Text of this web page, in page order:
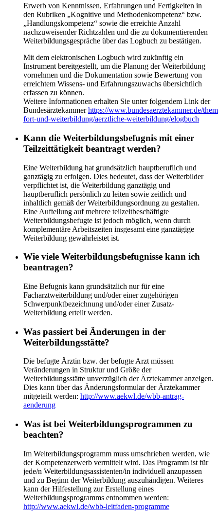
Erwerb von Kenntnissen, Erfahrungen und Fertigkeiten in
den Rubriken „Kognitive und Methodenkompetenz“ bzw.
„Handlungskompetenz“ sowie die erreichte Anzahl
nachzuweisender Richtzahlen und die zu dokumentierenden
Weiterbildungsgespräche über das Logbuch zu bestätigen.
Mit dem elektronischen Logbuch wird zukünftig ein
Instrument bereitgestellt, um die Planung der Weiterbildung
vornehmen und die Dokumentation sowie Bewertung von
erreichtem Wissens- und Erfahrungszuwachs übersichtlich
erfassen zu können.
Weitere Informationen erhalten Sie unter folgendem Link der
Bundesärztekammerhttps://www.bundesaerztekammer.de/
fort-und-weiterbildung/aerztliche-weiterbildung/elogbuch
Kann die Weiterbildungsbefugnis mit einer
Teilzeittätigkeit beantragt werden?
Eine Weiterbildung hat grundsätzlich hauptberuflich und
ganztägig zu erfolgen. Dies bedeutet, dass der Weiterbilder
verpflichtet ist, die Weiterbildung ganztägig und
hauptberuflich persönlich zu leiten sowie zeitlich und
inhaltlich gemäß der Weiterbildungsordnung zu gestalten.
Eine Aufteilung auf mehrere teilzeitbeschäftigte
Weiterbildungsbefugte ist jedoch möglich, wenn durch
komplementäre Arbeitszeiten insgesamt eine ganztägige
Weiterbildung gewährleistet ist.
Wie viele Weiterbildungsbefugnisse kann ich
beantragen?
Eine Befugnis kann grundsätzlich nur für eine
Facharztweiterbildung und/oder einer zugehörigen
Schwerpunktbezeichnung und/oder einer Zusatz-
Weiterbildung erteilt werden.
Was passiert bei Änderungen in der
Weiterbildungsstätte?
Die befugte Ärztin bzw. der befugte Arzt müssen
Veränderungen in Struktur und Größe der
Weiterbildungsstätte unverzüglich der Ärztekammer anzeigen.
Dies kann über das Änderungsformular der Ärztekammer
mitgeteilt werden: http://www.aekwl.de/wbb-antrag-
aenderung
Was ist bei Weiterbildungsprogrammen zu
beachten?
Im Weiterbildungsprogramm muss umschrieben werden, wie
der Kompetenzerwerb vermittelt wird. Das Programm ist für
jede/n Weiterbildungsassistenten/in individuell anzupassen
und zu Beginn der Weiterbildung auszuhändigen. Weiteres
kann der Hilfestellung zur Erstellung eines
Weiterbildungsprogramms entnommen werden:
http://www.aekwl.de/wbb-leitfaden-programme